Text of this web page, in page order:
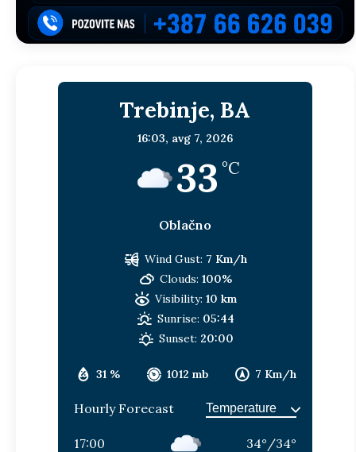
Trebinje, BA
16:03, avg 7, 2026
33 °C
Oblačno
31 % 1012 mb 7 Km/h
Wind Gust: 7 Km/h
Clouds: 100%
Visibility: 10 km
Sunrise: 05:44
Sunset: 20:00
Hourly Forecast
17:00 34° /34°